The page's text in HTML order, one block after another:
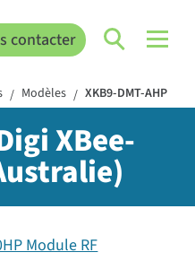
contacter
/ Modèles / XKB9-DMT-AHP
XBee-
Module RF